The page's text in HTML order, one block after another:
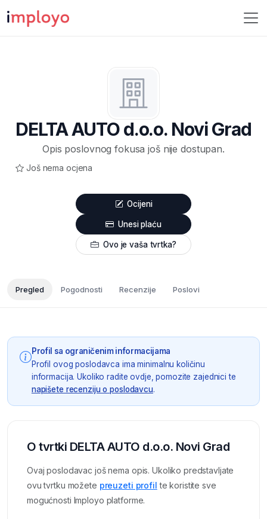
DELTA AUTO d.o.o. Novi Grad
Opis poslovnog fokusa još nije dostupan.
Još nema ocjena
Ocijeni
Unesi plaću
Ovo je vaša tvrtka?
Pregled Pogodnosti Recenzije Poslovi
Profil sa ograničenim informacijama
Profil ovog poslodavca ima minimalnu količinu
informacija. Ukoliko radite ovdje, pomozite zajednici te
napišete recenziju o poslodavcu.
O tvrtki DELTA AUTO d.o.o. Novi Grad
Ovaj poslodavac još nema opis. Ukoliko predstavljate
ovu tvrtku možete preuzeti profil te koristite sve
mogućnosti Imployo platforme.